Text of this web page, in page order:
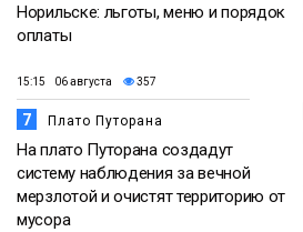
Норильске: льготы, меню и порядок
оплаты
15:15 06 августа 357
7 Плато Путорана
На плато Путорана создадут
систему наблюдения за вечной
мерзлотой и очистят территорию от
мусора